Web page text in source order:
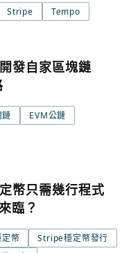
Stripe Tempo
發自家區塊鏈
EVM公鏈
幣只需幾行程式
臨？
幣
Stripe穩定幣發行